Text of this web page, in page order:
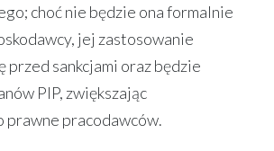
choć nie będzie ona formalnie
jej zastosowanie
przed sankcjami oraz będzie
PIP, zwiększając
prawne pracodawców.